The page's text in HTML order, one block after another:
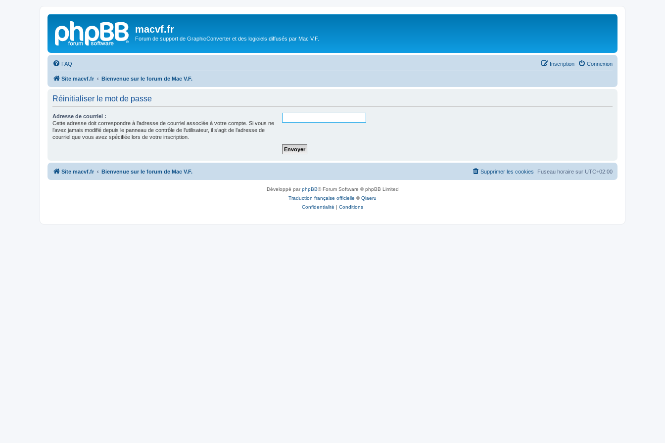
macvf.fr
Forum de support de GraphicConverter et des logiciels diffusés par Mac V.F.
FAQ Connexion
Inscription
Site macvf.fr Bienvenue sur le forum de Mac V.F.
Réinitialiser le mot de passe
Adresse de courriel :
Cette adresse doit correspondre à l’adresse de courriel associée à votre compte. Si vous ne
l’avez jamais modifié depuis le panneau de contrôle de l’utilisateur, il s’agit de l’adresse de
courriel que vous avez spécifiée lors de votre inscription.
Site macvf.fr Bienvenue sur le forum de Mac V.F. Fuseau horaire sur UTC+02:00
Supprimer les cookies
Développé parphpBB® Forum Software © phpBB Limited
Traduction française officielle ©Qiaeru
Confidentialité | Conditions